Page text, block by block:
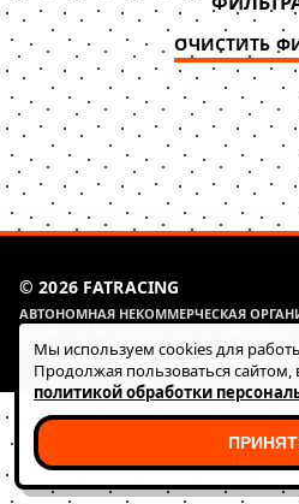
ОЧИСТИТЬ
© 2026 FATRACING
АВТОНОМНАЯ НЕКОММЕРЧЕСКАЯ
РАЗВИТИЯ ВЕЛОСИПЕДНОГО ДВИЖЕНИЯ
ФАТ РЭЙСИНГ (ГОНКИ)"
Мы используем cookies для
Продолжая пользоваться сайтом,
политикой обработки